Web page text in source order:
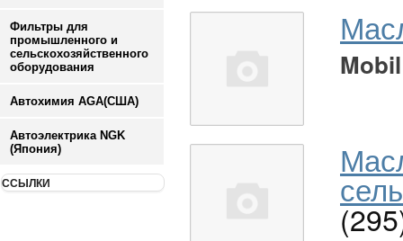
Фильтры для
промышленного и
сельскохозяйственного
оборудования
Автохимия AGA(США)
Автоэлектрика NGK
(Япония)
ССЫЛКИ
Mobil